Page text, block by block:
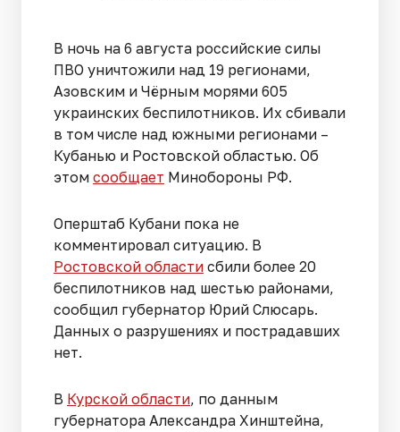
В ночь на 6 августа российские силы
ПВО уничтожили над 19 регионами,
Азовским и Чёрным морями 605
украинских беспилотников. Их сбивали
в том числе над южными регионами –
Кубанью и Ростовской областью. Об
этом сообщает Минобороны РФ.
Оперштаб Кубани пока не
комментировал ситуацию. В
Ростовской области сбили более 20
беспилотников над шестью районами,
сообщил губернатор Юрий Слюсарь.
Данных о разрушениях и пострадавших
нет.
В Курской области, по данным
губернатора Александра Хинштейна,